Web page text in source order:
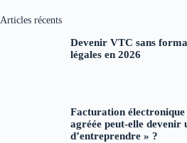
Articles récents
Devenir VTC sans
légales en 2026
Facturation
agréée peut-elle devenir
d’entreprendre » ?